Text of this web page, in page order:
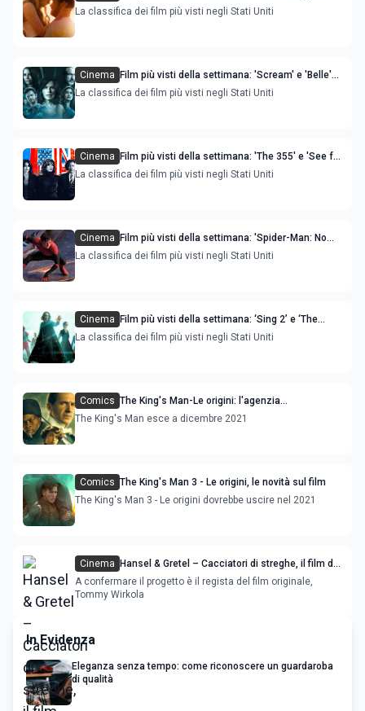
e 'The King's Daughter' sono le novità
La classifica dei film più visti negli Stati Uniti
Cinema
Film più visti della settimana: 'Scream' e 'Belle'
sono le novità
La classifica dei film più visti negli Stati Uniti
Cinema
Film più visti della settimana: 'The 355' e 'See for
Me' sono le novità
La classifica dei film più visti negli Stati Uniti
Cinema
Film più visti della settimana: 'Spider-Man: No
Way Home' sempre primo, 'Jockey' è la novità
La classifica dei film più visti negli Stati Uniti
Cinema
Film più visti della settimana: ‘Sing 2’ e ‘The
Matrix Resurrections’ sono le novità
La classifica dei film più visti negli Stati Uniti
Comics The King's Man-Le origini: l'agenzia
d'intelligence nel film con Ralph Fiennes,
The King's Man esce a dicembre 2021
Comics The King's Man 3 - Le origini, le novità sul film
The King's Man 3 - Le origini dovrebbe uscire nel 2021
Cinema
Hansel & Gretel – Cacciatori di streghe, il film del
2013 diventerà una serie tv
A confermare il progetto è il regista del film originale,
Tommy Wirkola
In Evidenza
Eleganza senza tempo: come riconoscere un guardaroba
di qualità